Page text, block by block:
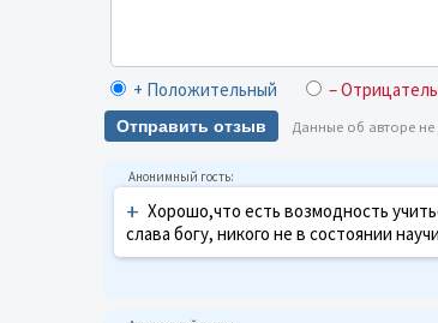
+ Положительный –
Отправить отзыв Данные об авторе
+ Хорошо,что есть возмодность
слава богу, никого не в состоянии